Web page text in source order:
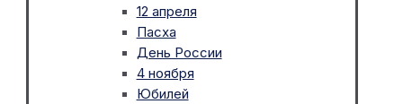
12 апреля
Пасха
День России
4 ноября
Юбилей